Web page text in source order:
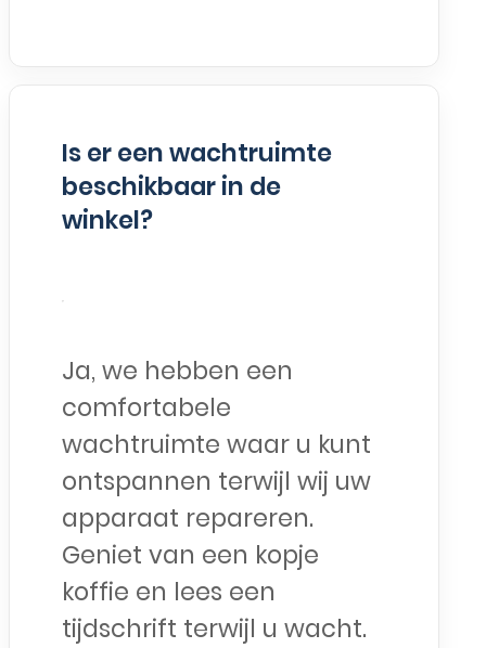
Is er een wachtruimte
beschikbaar in de
winkel?
Ja, we hebben een
comfortabele
wachtruimte waar u kunt
ontspannen terwijl wij uw
apparaat repareren.
Geniet van een kopje
koffie en lees een
tijdschrift terwijl u wacht.